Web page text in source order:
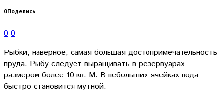
0Поделись
0 0
Рыбки, наверное, самая большая достопримечательность
пруда. Рыбу следует выращивать в резервуарах
размером более 10 кв. М. В небольших ячейках вода
быстро становится мутной.